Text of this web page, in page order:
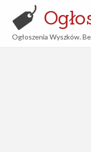
Ogłoszenia Wyszków.